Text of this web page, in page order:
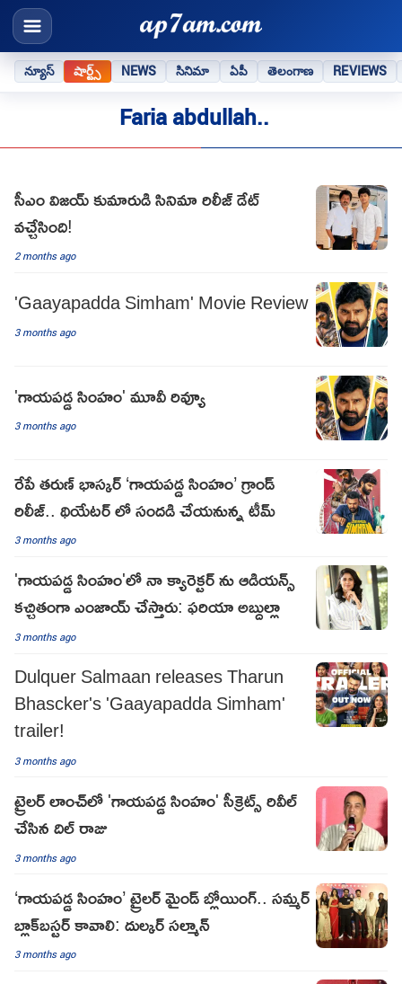
న్యూస్ షార్ట్స్ NEWS సినిమా ఏపీ తెలంగాణ REVIEWS
Faria abdullah..
సీఎం విజయ్ కుమారుడి సినిమా రిలీజ్ డేట్
వచ్చేసింది!
2 months ago
'Gaayapadda Simham' Movie Review
3 months ago
'గాయపడ్డ సింహం' మూవీ రివ్యూ
3 months ago
రేపే తరుణ్ భాస్కర్ ‘గాయపడ్డ సింహం’ గ్రాండ్
రిలీజ్.. థియేటర్ లో సందడి చేయనున్న టీమ్
3 months ago
'గాయపడ్డ సింహం'లో నా క్యారెక్టర్ ను ఆడియన్స్
కచ్చితంగా ఎంజాయ్ చేస్తారు: ఫరియా అబ్దుల్లా
3 months ago
Dulquer Salmaan releases Tharun
Bhascker's 'Gaayapadda Simham'
trailer!
3 months ago
ట్రైలర్ లాంచ్‌లో 'గాయపడ్డ సింహం' సీక్రెట్స్ రివీల్
చేసిన దిల్ రాజు
3 months ago
‘గాయపడ్డ సింహం’ ట్రైలర్ మైండ్ బ్లోయింగ్.. సమ్మర్
బ్లాక్‌బస్టర్ కావాలి: దుల్కర్ సల్మాన్
3 months ago